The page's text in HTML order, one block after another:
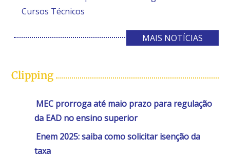
Cursos Técnicos
MAIS NOTÍCIAS
Clipping
MEC prorroga até maio prazo para regulação
da EAD no ensino superior
Enem 2025: saiba como solicitar isenção da
taxa